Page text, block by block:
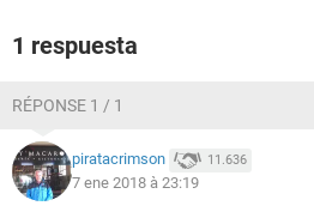
1 respuesta
RÉPONSE 1 / 1
piratacrimson 11.636
7 ene 2018 à 23:19